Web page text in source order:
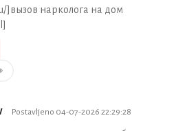
]вызов нарколога на дом
Postavljeno 04-07-2026 22:29:28